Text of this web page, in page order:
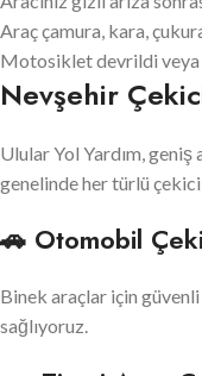
Araç çamura, kara,
Motosiklet devrildi veya
Nevşehir
Ulular Yol Yardım,
genelinde her türlü
🚗 Otomobil
Binek araçlar için
sağlıyoruz.